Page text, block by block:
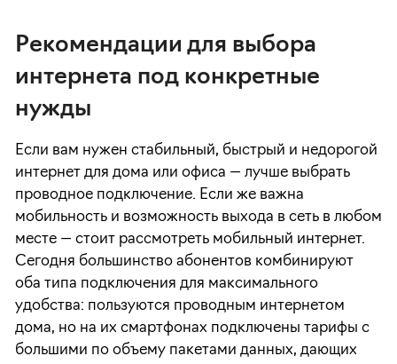
Рекомендации для выбора
интернета под конкретные
нужды
Если вам нужен стабильный, быстрый и недорогой
интернет для дома или офиса — лучше выбрать
проводное подключение. Если же важна
мобильность и возможность выхода в сеть в любом
месте — стоит рассмотреть мобильный интернет.
Сегодня большинство абонентов комбинируют
оба типа подключения для максимального
удобства: пользуются проводным интернетом
дома, но на их смартфонах подключены тарифы с
большими по объему пакетами данных, дающих